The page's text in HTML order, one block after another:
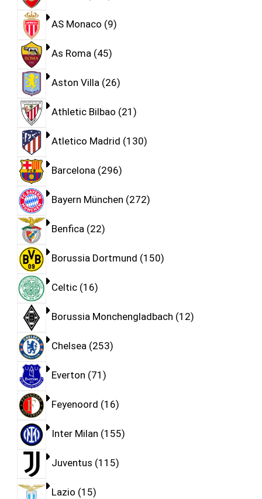
AS Monaco 9
As Roma 45
Aston Villa 26
Athletic Bilbao 21
Atletico Madrid 130
Barcelona 296
Bayern München 272
Benfica 22
Borussia Dortmund 150
Celtic 16
Borussia Monchengladbach 12
Chelsea 253
Everton 71
Feyenoord 16
Inter Milan 155
Juventus 115
Lazio 15